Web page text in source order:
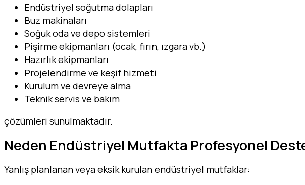
Endüstriyel soğutma dolapları
Buz makinaları
Soğuk oda ve depo sistemleri
Pişirme ekipmanları (ocak, fırın, ızgara vb.)
Hazırlık ekipmanları
Projelendirme ve keşif hizmeti
Kurulum ve devreye alma
Teknik servis ve bakım
çözümleri sunulmaktadır.
Neden Endüstriyel Mutfakta Profesyonel
Yanlış planlanan veya eksik kurulan endüstriyel mutfaklar: